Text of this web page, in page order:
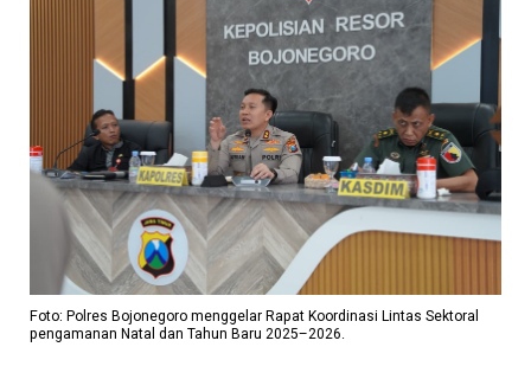
Foto: Polres Bojonegoro menggelar Rapat Koordinasi Lintas Sektoral
pengamanan Natal dan Tahun Baru 2025–2026.